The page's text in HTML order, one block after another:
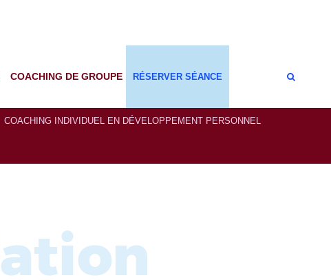
COACHING DE GROUPE RÉSERVER SÉANCE
COACHING INDIVIDUEL EN DÉVELOPPEMENT PERSONNEL